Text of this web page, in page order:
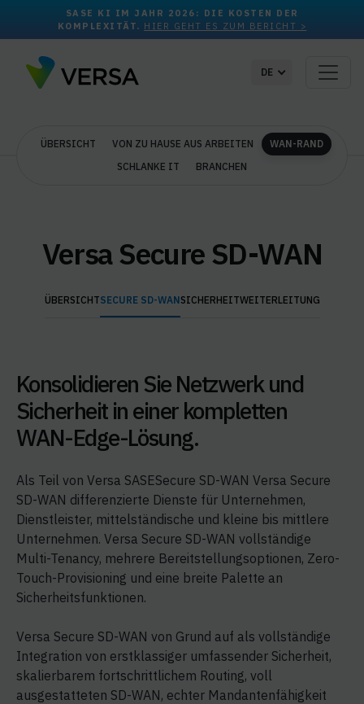
SASE KI IM JAHR 2026: DIE KOSTEN DER
KOMPLEXITÄT. HIER GEHT ES ZUM BERICHT >
DE
ÜBERSICHT VON ZU HAUSE AUS ARBEITEN
WAN-RAND
SCHLANKE IT
BRANCHEN
Versa Secure SD-WAN
ÜBERSICHTSECURE SD-WANSICHERHEITWEITERLEITUNG
Konsolidieren Sie Netzwerk und
Sicherheit in einer kompletten
WAN-Edge-Lösung.
Als Teil von Versa SASESecure SD-WAN Versa Secure
SD-WAN differenzierte Dienste für Unternehmen,
Dienstleister, mittelständische und kleine bis mittlere
Unternehmen. Versa Secure SD-WAN vollständige
Multi-Tenancy, mehrere Bereitstellungsoptionen, Zero-
Touch-Provisioning und eine breite Palette an
Sicherheitsfunktionen.
Versa Secure SD-WAN von Grund auf als vollständige
Integration von erstklassiger umfassender Sicherheit,
skalierbarem fortschrittlichem Routing, voll
ausgestatteten SD-WAN, echter Mandantenfähigkeit